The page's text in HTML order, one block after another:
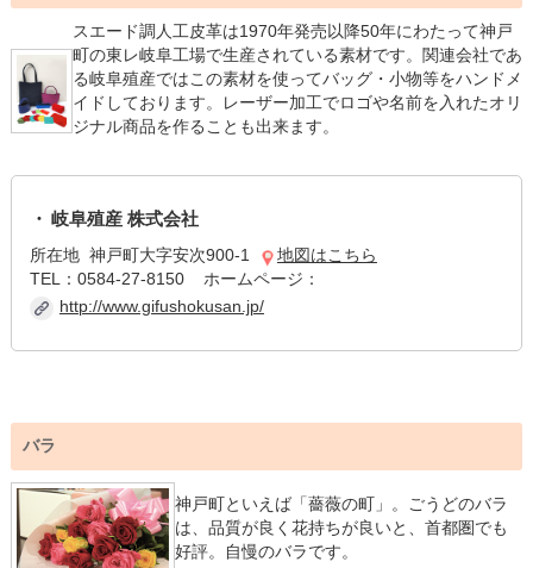
スエード調人工皮革は1970年発売以降50年にわたって神戸
町の東レ岐阜工場で生産されている素材です。関連会社であ
る岐阜殖産ではこの素材を使ってバッグ・小物等をハンドメ
イドしております。レーザー加工でロゴや名前を入れたオリ
ジナル商品を作ることも出来ます。
岐阜殖産 株式会社
所在地 神戸町大字安次900-1
地図はこちら
TEL：0584-27-8150 ホームページ：
http://www.gifushokusan.jp/
バラ
神戸町といえば「薔薇の町」。ごうどのバラ
は、品質が良く花持ちが良いと、首都圏でも
好評。自慢のバラです。